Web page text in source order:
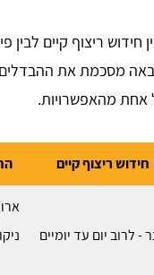
חידוש ריצוף קיים לבין
מסכמת את ההבדלים,
אחת מהאפשרויות.
חידוש ריצוף קיים
- לרוב יום עד יומיים